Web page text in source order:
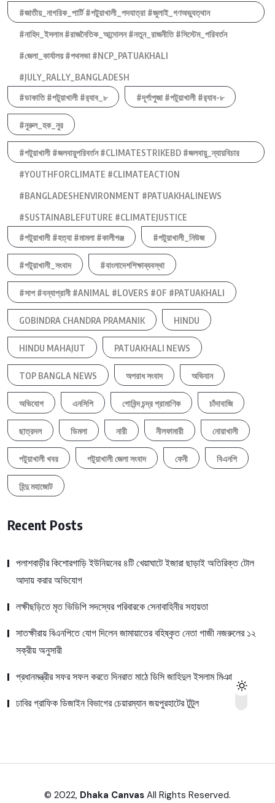
#জাতীয়_নাগরিক_পার্টি #পটুয়াখালী_পদযাত্রা #জুলাই_গণঅভ্যুত্থান
#নাহিদ_ইসলাম #রাজনৈতিক_আন্দোলন #নতুন_রাজনীতি #সিস্টেম_পরিবর্তন
#জেলা_কার্যালয় #পথসভা #NCP_PATUAKHALI
#JULY_RALLY_BANGLADESH
#ডাকাতি #পটুয়াখালী #র‍্যাব_৮
#দূর্গাপুজা #পটুয়াখালী #র‍্যাব-৮
#নুরুল_হক_নুর
#পটুয়াখালী #জলবায়ুপরিবর্তন #CLIMATESTRIKEBD #জলবায়ু_ন্যায়বিচার
#YOUTHFORCLIMATE #CLIMATEACTION
#BANGLADESHENVIRONMENT #PATUAKHALINEWS
#SUSTAINABLEFUTURE #CLIMATEJUSTICE
#পটুয়াখালী #হত্যা #মামলা #কালীগঞ্জ
#পটুয়াখালী_নিউজ
#পটুয়াখালী_সংবাদ #বাংলাদেশশিক্ষাব্যবস্থা
#সাপ #বন্যাপ্রানী #ANIMAL #LOVERS #OF #PATUAKHALI
GOBINDRA CHANDRA PRAMANIK HINDU
HINDU MAHAJUT PATUAKHALI NEWS
TOP BANGLA NEWS অপরাধ সংবাদ অভিযান
অভিযোগ এনসিপি গোবিন্দ চন্দ্র প্রামাণিক চাঁদাবাজি
ছাত্রদল ডিমলা নারী নীলফামারী নোয়াখালী
পটুয়াখালী খবর পটুয়াখালী জেলা সংবাদ ফেনী বিএনপি
হিন্দু মহাজোট
Recent Posts
পলাশবাড়ীর কিশোরগাড়ি ইউনিয়নের ৪টি খেয়াঘাটে ইজারা ছাড়াই অতিরিক্ত টোল
আদায় করার অভিযোগ
লক্ষীছড়িতে মৃত ভিডিপি সদস্যের পরিবারকে সেনাবাহিনীর সহায়তা
সাতক্ষীরায় বিএনপিতে যোগ দিলেন জামায়াতের বহিষ্কৃত নেতা গাজী নজরুলের ১২
সক্রীয় অনুসারী
প্রধানমন্ত্রীর সফর সফল করতে দিনরাত মাঠে ডিসি জাহিদুল ইসলাম মিঞা
ঢাবির গ্রাফিক ডিজাইন বিভাগের চেয়ারম্যান জয়পুরহাটের টুটুল
© 2022, Dhaka Canvas All Rights Reserved.